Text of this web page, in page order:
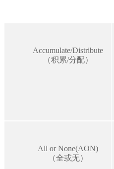
Accumulate/Distribute
（积累/分配）
All or None(AON)
（全或无）